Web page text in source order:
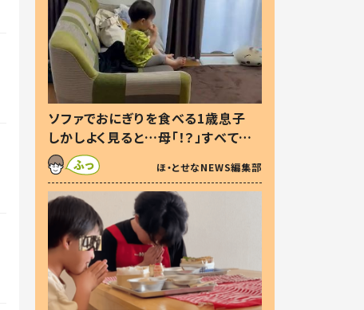
ソファでおにぎりを食べる1歳息子
しかしよく見ると…母「！？」すべてを
察した母の投稿に「可愛いから許
す！」「現行犯〜」
ほ・とせなNEWS編集部